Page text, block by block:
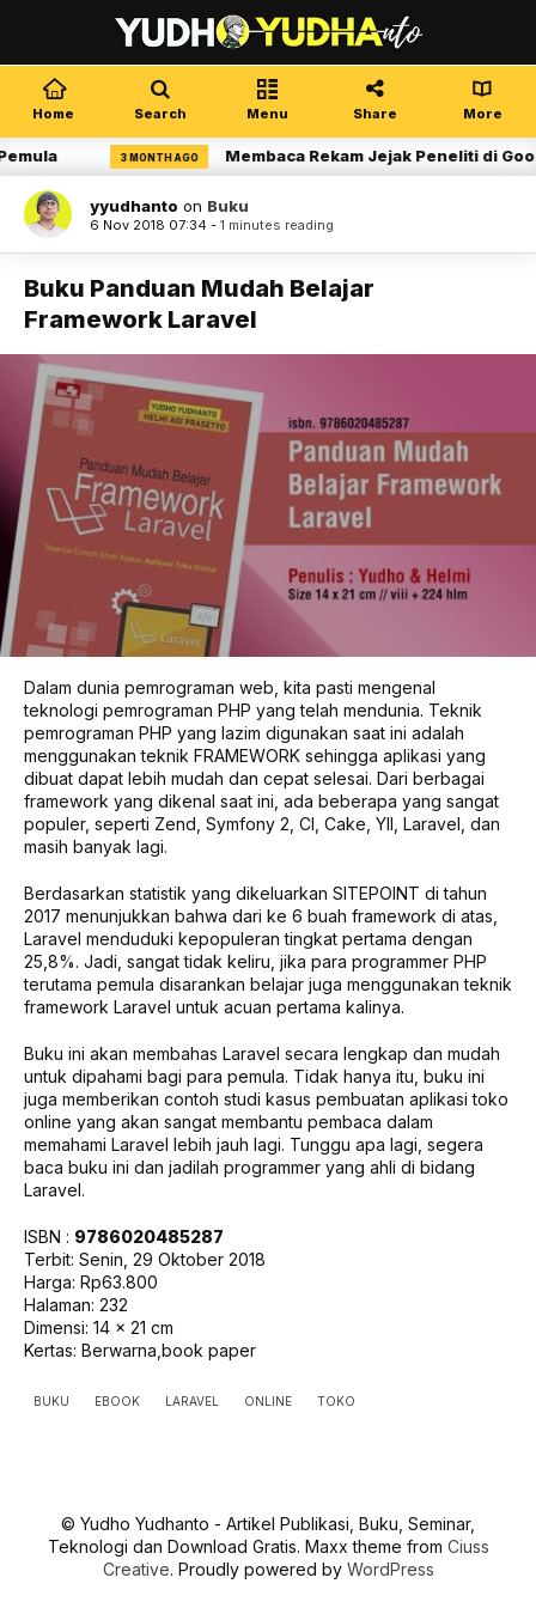
Home Search Menu Share More
3 MONTH AGO Membaca Rekam Jejak Peneliti di
yyudhanto on Buku
6 Nov 2018 07:34 - 1 minutes reading
Buku Panduan Mudah Belajar
Framework Laravel
Dalam dunia pemrograman web, kita pasti mengenal
teknologi pemrograman PHP yang telah mendunia. Teknik
pemrograman PHP yang lazim digunakan saat ini adalah
menggunakan teknik FRAMEWORK sehingga aplikasi yang
dibuat dapat lebih mudah dan cepat selesai. Dari berbagai
framework yang dikenal saat ini, ada beberapa yang sangat
populer, seperti Zend, Symfony 2, CI, Cake, YII, Laravel, dan
masih banyak lagi.
Berdasarkan statistik yang dikeluarkan SITEPOINT di tahun
2017 menunjukkan bahwa dari ke 6 buah framework di atas,
Laravel menduduki kepopuleran tingkat pertama dengan
25,8%. Jadi, sangat tidak keliru, jika para programmer PHP
terutama pemula disarankan belajar juga menggunakan teknik
framework Laravel untuk acuan pertama kalinya.
Buku ini akan membahas Laravel secara lengkap dan mudah
untuk dipahami bagi para pemula. Tidak hanya itu, buku ini
juga memberikan contoh studi kasus pembuatan aplikasi toko
online yang akan sangat membantu pembaca dalam
memahami Laravel lebih jauh lagi. Tunggu apa lagi, segera
baca buku ini dan jadilah programmer yang ahli di bidang
Laravel.
ISBN : 9786020485287
Terbit: Senin, 29 Oktober 2018
Harga: Rp63.800
Halaman: 232
Dimensi: 14 x 21 cm
Kertas: Berwarna,book paper
BUKU EBOOK LARAVEL ONLINE TOKO
© Yudho Yudhanto - Artikel Publikasi, Buku, Seminar,
Teknologi dan Download Gratis. Maxx theme from Ciuss
Creative. Proudly powered by WordPress